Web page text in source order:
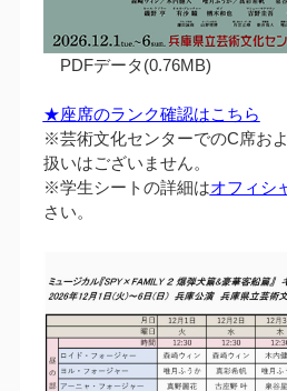
PDFデータ(0.76MB)
★座席のランク確認はこちら
※芸術文化センターでのC席お
扱いはございません。
※学生シートの詳細はオフィシ
さい。